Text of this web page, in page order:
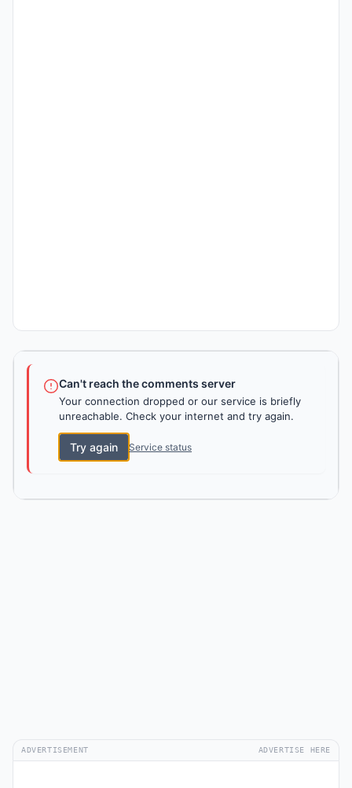
Can't reach the comments server
Your connection dropped or our service is briefly
unreachable. Check your internet and try again.
Try again Service status
ADVERTISEMENT ADVERTISE HERE